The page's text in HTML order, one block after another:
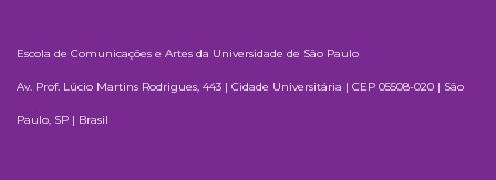
Escola de Comunicações e Artes da Universidade de São Paulo
Av. Prof. Lúcio Martins Rodrigues, 443 | Cidade Universitária | CEP 05508-020 | São
Paulo, SP | Brasil